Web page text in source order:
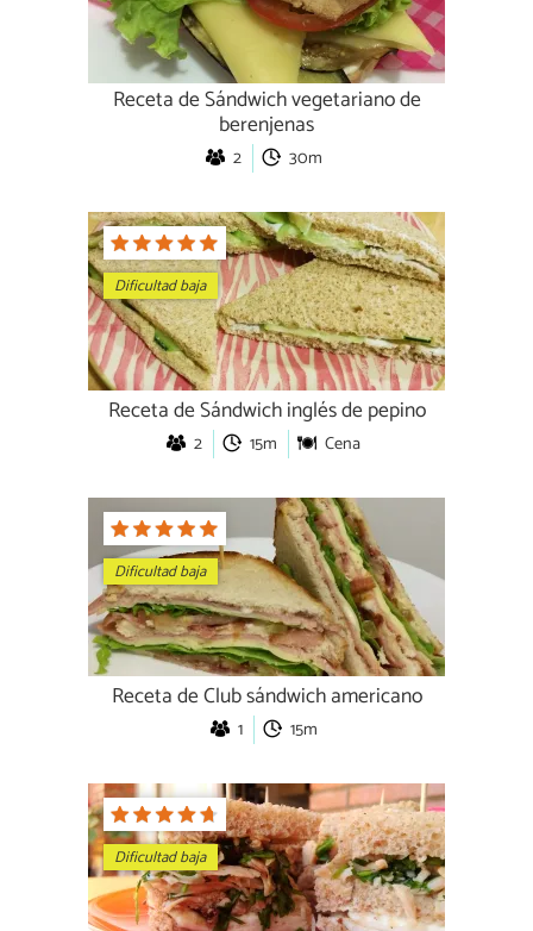
Receta de Sándwich vegetariano de
berenjenas
2 30m
Dificultad baja
Receta de Sándwich inglés de pepino
2 15m Cena
Dificultad baja
Receta de Club sándwich americano
1 15m
Dificultad baja